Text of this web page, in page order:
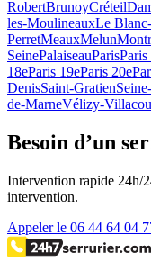
RobertBrunoyCréteil
les-MoulineauxLe
PerretMeauxMelun
SeinePalaiseauParisParis
18eParis 19eParis 20e
DenisSaint-Gratien
de-MarneVélizy-
Besoin d’un
Intervention rapide 24h/
intervention.
Appeler le 06 44 64 04